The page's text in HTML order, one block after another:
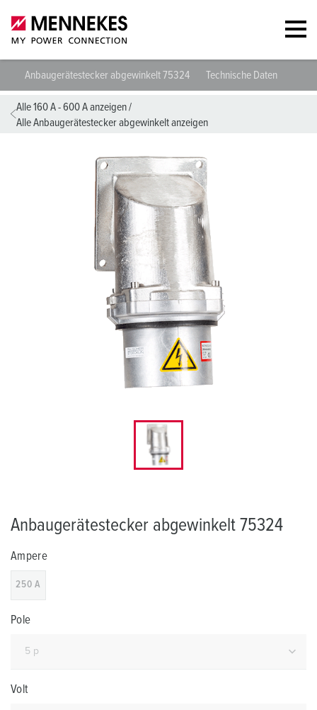
Anbaugerätestecker abgewinkelt 75324 Technische Daten
Alle 160 A - 600 A anzeigen/
Alle Anbaugerätestecker abgewinkelt anzeigen
Anbaugerätestecker abgewinkelt 75324
Ampere
250 A
Pole
Volt